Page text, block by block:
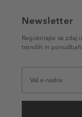
Newsletter
Registrirajte se zdaj
trendih in